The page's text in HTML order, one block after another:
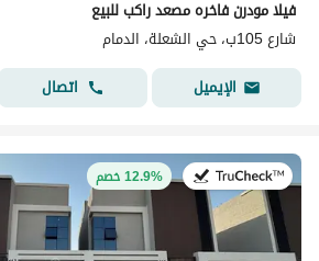
فيلا مودرن فاخره مصعد راكب للبيع
شارع 105ب، حي الشعلة، الدمام
الإيميل
اتصال
في:26 يوليو 202612.9% خصم